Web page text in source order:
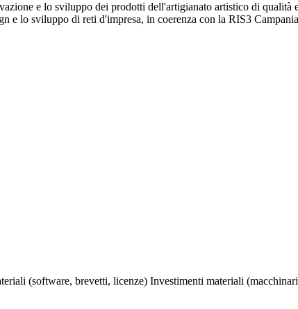
e lo sviluppo dei prodotti dell'artigianato artistico di qualità
lo sviluppo di reti d'impresa, in coerenza con la RIS3
(software, brevetti, licenze) Investimenti materiali